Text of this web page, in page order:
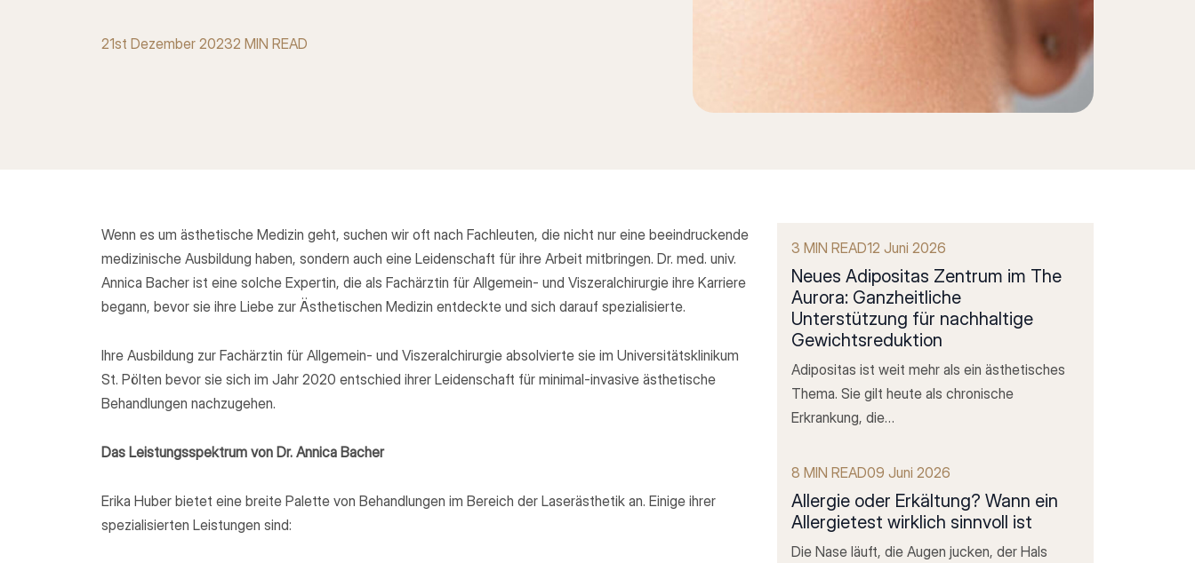
21st Dezember 20232 MIN READ
Wenn es um ästhetische Medizin geht, suchen wir oft nach Fachleuten, die nicht nur eine beeindruckende
medizinische Ausbildung haben, sondern auch eine Leidenschaft für ihre Arbeit mitbringen. Dr. med. univ.
Annica Bacher ist eine solche Expertin, die als Fachärztin für Allgemein- und Viszeralchirurgie ihre Karriere
begann, bevor sie ihre Liebe zur Ästhetischen Medizin entdeckte und sich darauf spezialisierte.
Ihre Ausbildung zur Fachärztin für Allgemein- und Viszeralchirurgie absolvierte sie im Universitätsklinikum
St. Pölten bevor sie sich im Jahr 2020 entschied ihrer Leidenschaft für minimal-invasive ästhetische
Behandlungen nachzugehen.
Das Leistungsspektrum von Dr. Annica Bacher
Erika Huber bietet eine breite Palette von Behandlungen im Bereich der Laserästhetik an. Einige ihrer
spezialisierten Leistungen sind:
3 MIN READ12 Juni 2026
Neues Adipositas Zentrum im The
Aurora: Ganzheitliche
Unterstützung für nachhaltige
Gewichtsreduktion
Adipositas ist weit mehr als ein ästhetisches
Thema. Sie gilt heute als chronische
Erkrankung, die…
8 MIN READ09 Juni 2026
Allergie oder Erkältung? Wann ein
Allergietest wirklich sinnvoll ist
Die Nase läuft, die Augen jucken, der Hals